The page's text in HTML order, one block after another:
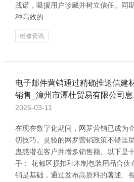
践诺，吸援用户珍藏并树立信任。同
种高效的
维修资讯
电子邮件营销通过精确推送信建
销售_漳州市潭杜贸易有限公司息
2026-03-11
在现在数字化期间，网罗营销已成为
切技巧。灵验的网罗营销政策不错匡
蛊惑潜在客户并增多销售额。以下是
手： 花都区损扣和木制包装用品合伙
销是基础，通过发布高质料的著述、